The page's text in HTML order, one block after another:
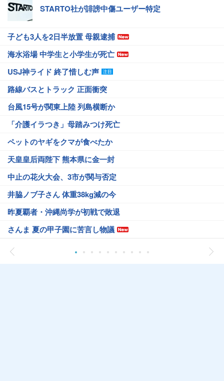
STARTO社が誹謗中傷ユーザー特定
子ども3人を2日半放置 母親逮捕
海水浴場 中学生と小学生が死亡
USJ神ライド 終了惜しむ声
路線バスとトラック 正面衝突
台風15号が関東上陸 列島横断か
「介護イラつき」母踏みつけ死亡
ペットのヤギをクマが食べたか
天皇皇后両陛下 熊本県に金一封
中止の花火大会、3市が関与否定
井脇ノブ子さん 体重38kg減の今
昨夏覇者・沖縄尚学が初戦で敗退
さんま 夏の甲子園に苦言し物議